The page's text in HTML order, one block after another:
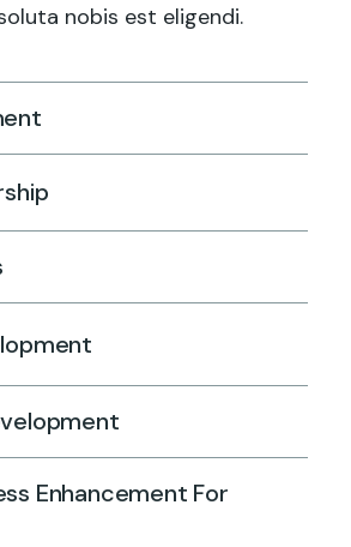
nobis est eligendi.
Enhancement For